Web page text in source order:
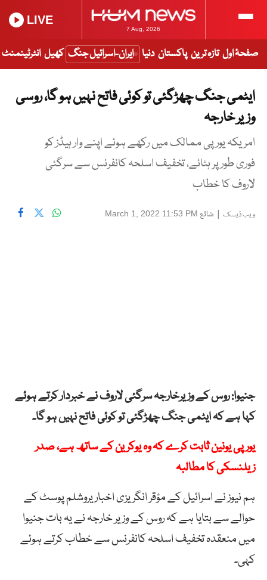
7 Aug, 2026
LIVE
صفحۂ اول تازہ ترین پاکستان دنیا ایران-اسرائیل جنگ کھیل انٹرٹینمنٹ
ایٹمی جنگ چھڑگئی تو کوئی فاتح نہیں ہو گا، روسی
وزیر خارجہ
امریکہ یورپی ممالک میں رکھے ہوئے اپنے وار ہیڈز کو
فوری طور پر ہٹائے، تخفیف اسلحہ کانفرنس سے سرگئی
لاروف کا خطاب
ویب ڈیسک | شائع March 1, 2022 11:53 PM
جنیوا: روس کے وزیرخارجہ سرگئی لاروف نے خبردار کرتے ہوئے
کہا ہے کہ ایٹمی جنگ چھڑگئی تو کوئی فاتح نہیں ہو گا۔
یورپی یونین ثابت کرے کہ وہ یوکرین کے ساتھ ہے، صدر
زیلنسکی کا مطالبہ
ہم نیوز نے اسرائیل کے مؤقر انگریزی اخبار یروشلم پوسٹ کے
حوالے سے بتایا ہے کہ روس کے وزیر خارجہ نے یہ بات جنیوا
میں منعقدہ تخفیف اسلحہ کانفرنس سے خطاب کرتے ہوئے
کہی۔